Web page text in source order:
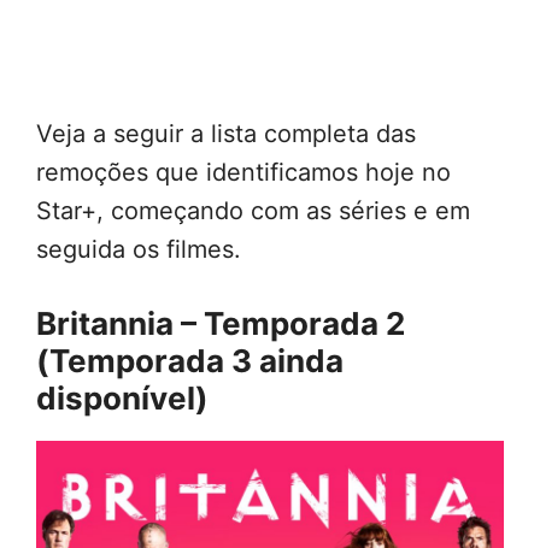
Veja a seguir a lista completa das
remoções que identificamos hoje no
Star+, começando com as séries e em
seguida os filmes.
Britannia – Temporada 2
(Temporada 3 ainda
disponível)